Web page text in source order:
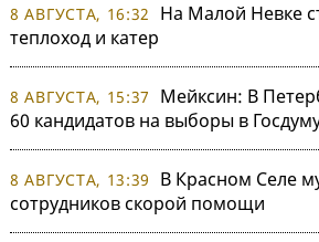
8 АВГУСТА, 16:32
На Малой Невке
теплоход и катер
8 АВГУСТА, 15:37
Мейксин: В
60 кандидатов на выборы в
8 АВГУСТА, 13:39
В Красном Селе
сотрудников скорой помощи